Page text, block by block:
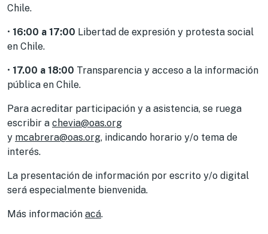
Chile.
• 16:00 a 17:00 Libertad de expresión y protesta social
en Chile.
• 17.00 a 18:00 Transparencia y acceso a la información
pública en Chile.
Para acreditar participación y a asistencia, se ruega
escribir a chevia@oas.org
y mcabrera@oas.org, indicando horario y/o tema de
interés.
La presentación de información por escrito y/o digital
será especialmente bienvenida.
Más información acá.